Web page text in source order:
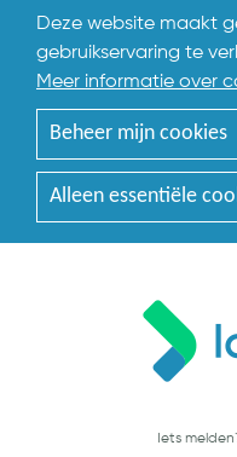
Deze website maakt
gebruikservaring te
Meer informatie over
Beheer mijn cookies
Alleen essentiële
Iets